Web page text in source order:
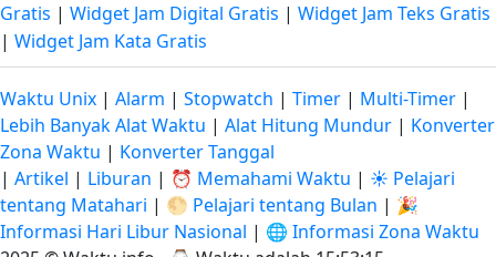
Gratis | Widget Jam Digital Gratis | Widget Jam Teks Gratis
| Widget Jam Kata Gratis
Waktu Unix | Alarm | Stopwatch | Timer | Multi-Timer |
Lebih Banyak Alat Waktu | Alat Hitung Mundur | Konverter
Zona Waktu | Konverter Tanggal
| Artikel | Liburan | ⏰ Memahami Waktu | ☀️ Pelajari
tentang Matahari | 🌕 Pelajari tentang Bulan | 🎉
Informasi Hari Libur Nasional | 🌐 Informasi Zona Waktu